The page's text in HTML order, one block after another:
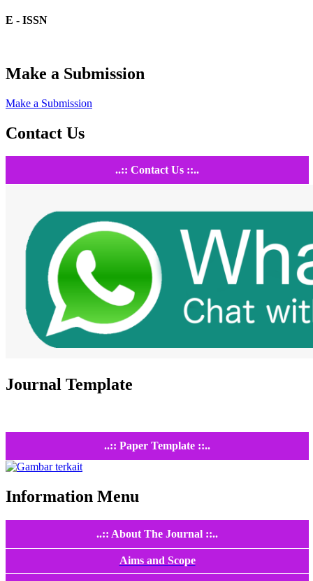
E - ISSN
Make a Submission
Make a Submission
Contact Us
..:: Contact Us ::..
Journal Template
..:: Paper Template ::..
Information Menu
..:: About The Journal ::..
Aims and Scope